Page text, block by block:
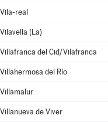
Vila-real
Vilavella (La)
Villafranca del Cid/Vilafranca
Villahermosa del Río
Villamalur
Villanueva de Viver